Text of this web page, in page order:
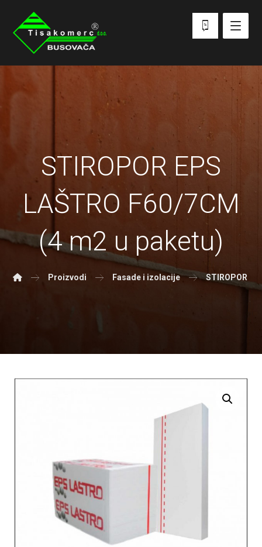
STIROPOR EPS
LAŠTRO F60/7CM
(4 m2 u paketu)
Proizvodi Fasade i izolacije STIROPOR